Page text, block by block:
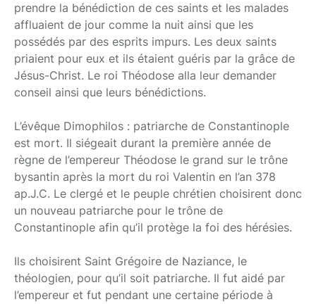
prendre la bénédiction de ces saints et les malades
affluaient de jour comme la nuit ainsi que les
possédés par des esprits impurs. Les deux saints
priaient pour eux et ils étaient guéris par la grâce de
Jésus-Christ. Le roi Théodose alla leur demander
conseil ainsi que leurs bénédictions.
L’évêque Dimophilos : patriarche de Constantinople
est mort. Il siégeait durant la première année de
règne de l’empereur Théodose le grand sur le trône
bysantin après la mort du roi Valentin en l’an 378
ap.J.C. Le clergé et le peuple chrétien choisirent donc
un nouveau patriarche pour le trône de
Constantinople afin qu’il protège la foi des hérésies.
Ils choisirent Saint Grégoire de Naziance, le
théologien, pour qu’il soit patriarche. Il fut aidé par
l’empereur et fut pendant une certaine période à